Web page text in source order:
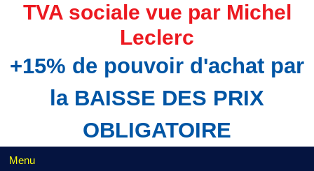
TVA sociale vue par Michel
Leclerc
+15% de pouvoir d'achat par
la BAISSE DES PRIX
OBLIGATOIRE
Menu